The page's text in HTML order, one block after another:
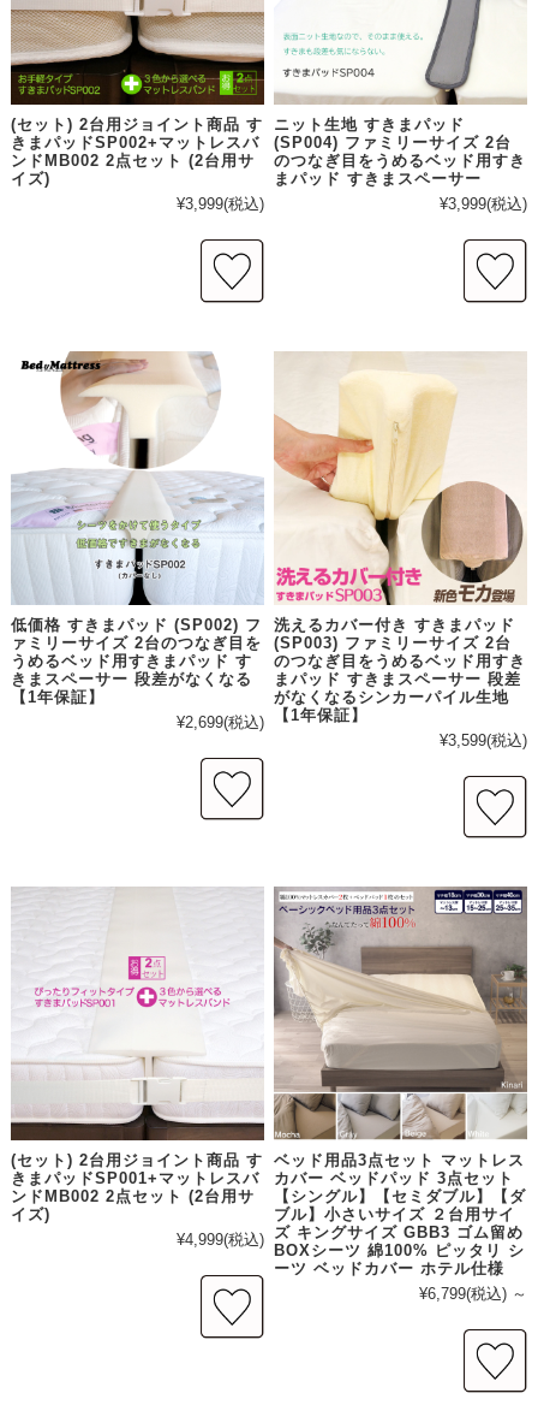
(セット) 2台用ジョイント商品 す
きまパッドSP002+マットレスバ
ンドMB002 2点セット (2台用サ
イズ)
¥3,999(税込)
ニット生地 すきまパッド
(SP004) ファミリーサイズ 2台
のつなぎ目をうめるベッド用すき
まパッド すきまスペーサー
¥3,999(税込)
低価格 すきまパッド (SP002) フ
ァミリーサイズ 2台のつなぎ目を
うめるベッド用すきまパッド す
きまスペーサー 段差がなくなる
【1年保証】
¥2,699(税込)
洗えるカバー付き すきまパッド
(SP003) ファミリーサイズ 2台
のつなぎ目をうめるベッド用すき
まパッド すきまスペーサー 段差
がなくなるシンカーパイル生地
【1年保証】
¥3,599(税込)
(セット) 2台用ジョイント商品 す
きまパッドSP001+マットレスバ
ンドMB002 2点セット (2台用サ
イズ)
¥4,999(税込)
ベッド用品3点セット マットレス
カバー ベッドパッド 3点セット
【シングル】【セミダブル】【ダ
ブル】小さいサイズ ２台用サイ
ズ キングサイズ GBB3 ゴム留め
BOXシーツ 綿100% ピッタリ シ
ーツ ベッドカバー ホテル仕様
¥6,799(税込) ～